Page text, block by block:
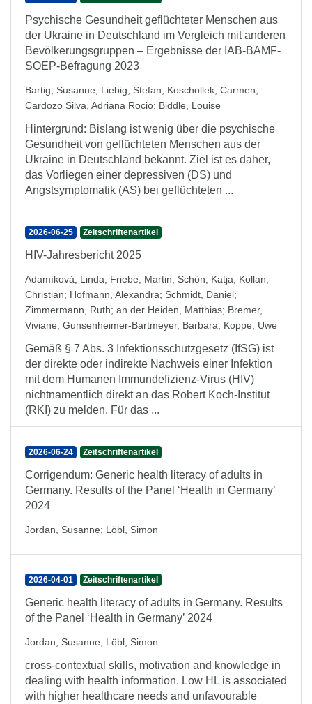
Psychische Gesundheit geflüchteter Menschen aus
der Ukraine in Deutschland im Vergleich mit anderen
Bevölkerungsgruppen – Ergebnisse der IAB-BAMF-
SOEP-Befragung 2023
Bartig, Susanne; Liebig, Stefan; Koschollek, Carmen;
Cardozo Silva, Adriana Rocio; Biddle, Louise
Hintergrund: Bislang ist wenig über die psychische
Gesundheit von geflüchteten Menschen aus der
Ukraine in Deutschland bekannt. Ziel ist es daher,
das Vorliegen einer depressiven (DS) und
Angstsymptomatik (AS) bei geflüchteten ...
2026-06-25 Zeitschriftenartikel
HIV-Jahresbericht 2025
Adamíková, Linda; Friebe, Martin; Schön, Katja; Kollan,
Christian; Hofmann, Alexandra; Schmidt, Daniel;
Zimmermann, Ruth; an der Heiden, Matthias; Bremer,
Viviane; Gunsenheimer-Bartmeyer, Barbara; Koppe, Uwe
Gemäß § 7 Abs. 3 Infektionsschutzgesetz (IfSG) ist
der direkte oder indirekte Nachweis einer Infektion
mit dem Humanen Immundefizienz-Virus (HIV)
nichtnamentlich direkt an das Robert Koch-Institut
(RKI) zu melden. Für das ...
2026-06-24 Zeitschriftenartikel
Corrigendum: Generic health literacy of adults in
Germany. Results of the Panel ‘Health in Germany’
2024
Jordan, Susanne; Löbl, Simon
2026-04-01 Zeitschriftenartikel
Generic health literacy of adults in Germany. Results
of the Panel ‘Health in Germany’ 2024
Jordan, Susanne; Löbl, Simon
cross-contextual skills, motivation and knowledge in
dealing with health information. Low HL is associated
with higher healthcare needs and unfavourable